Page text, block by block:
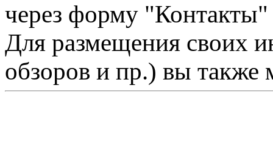
через форму "Контакты"
Для размещения своих
обзоров и пр.) вы также